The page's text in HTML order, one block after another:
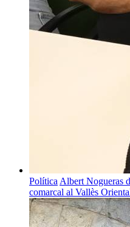
Política Albert Nogueras
comarcal al Vallès